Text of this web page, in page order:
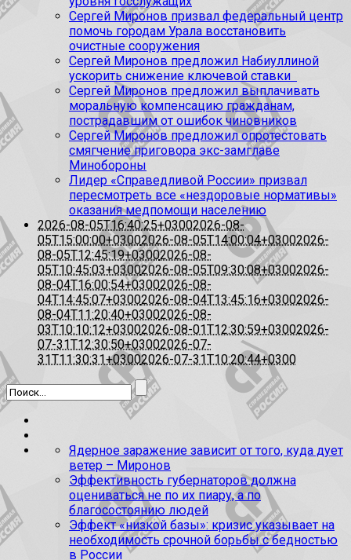
Сергей Миронов призвал федеральный центр
помочь городам Урала восстановить
очистные сооружения
Сергей Миронов предложил Набиуллиной
ускорить снижение ключевой ставки
Сергей Миронов предложил выплачивать
моральную компенсацию гражданам,
пострадавшим от ошибок чиновников
Сергей Миронов предложил опротестовать
смягчение приговора экс-замглаве
Минобороны
Лидер «Справедливой России» призвал
пересмотреть все «нездоровые нормативы»
оказания медпомощи населению
2026-08-05T16:40:25+03002026-08-
05T15:00:00+03002026-08-05T14:00:04+03002026-
08-05T12:45:19+03002026-08-
05T10:45:03+03002026-08-05T09:30:08+03002026-
08-04T16:00:54+03002026-08-
04T14:45:07+03002026-08-04T13:45:16+03002026-
08-04T11:20:40+03002026-08-
03T10:10:12+03002026-08-01T12:30:59+03002026-
07-31T12:30:50+03002026-07-
31T11:30:31+03002026-07-31T10:20:44+0300
Ядерное заражение зависит от того, куда дует
ветер – Миронов
Эффективность губернаторов должна
оцениваться не по их пиару, а по
благосостоянию людей
Эффект «низкой базы»: кризис указывает на
необходимость срочной борьбы с бедностью
в России